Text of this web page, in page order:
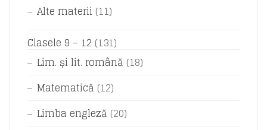
Alte materii (11)
Clasele 9 – 12 (131)
Lim. și lit. română (18)
Matematică (12)
Limba engleză (20)